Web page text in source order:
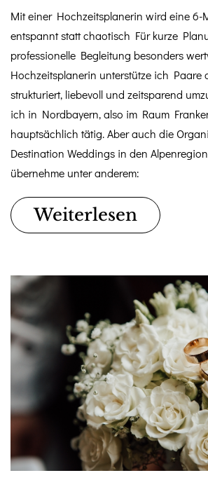
Mit einer Hochzeitsplanerin wird eine 6-
entspannt statt chaotisch Für kurze
professionelle Begleitung besonders
Hochzeitsplanerin unterstütze ich Paare
strukturiert, liebevoll und zeitsparend
ich in Nordbayern, also im Raum
hauptsächlich tätig. Aber auch die
Destination Weddings in den
übernehme unter anderem:
Weiterlesen